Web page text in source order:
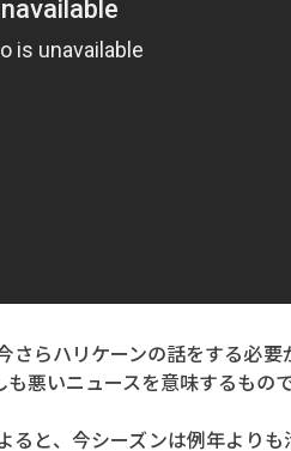
らハリケーンの話をする必
悪いニュースを意味するもの
と、今シーズンは例年よりも